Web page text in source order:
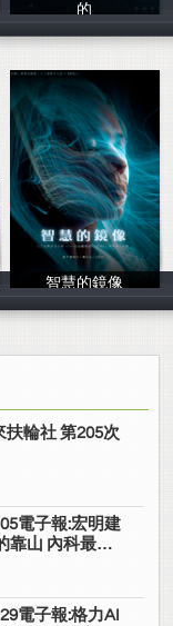
的
11218
智慧的鏡像
王妍甄
輪社 第205次
電子報:宏明建
靠山 內科最高
電子報:格力AI